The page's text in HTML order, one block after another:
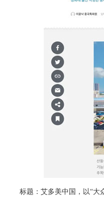
标题：艾多美中国，以“大